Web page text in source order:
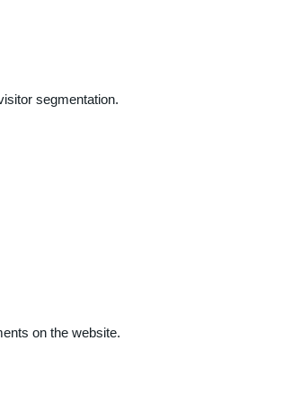
segmentation.
on the website.